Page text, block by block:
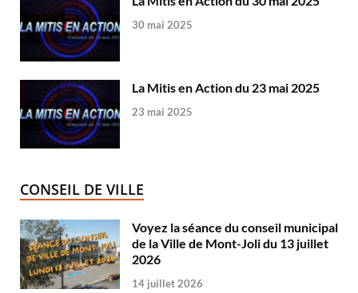
30 mai 2025
La Mitis en Action du 23 mai 2025
23 mai 2025
CONSEIL DE VILLE
Voyez la séance du conseil municipal
de la Ville de Mont-Joli du 13 juillet
2026
14 juillet 2026